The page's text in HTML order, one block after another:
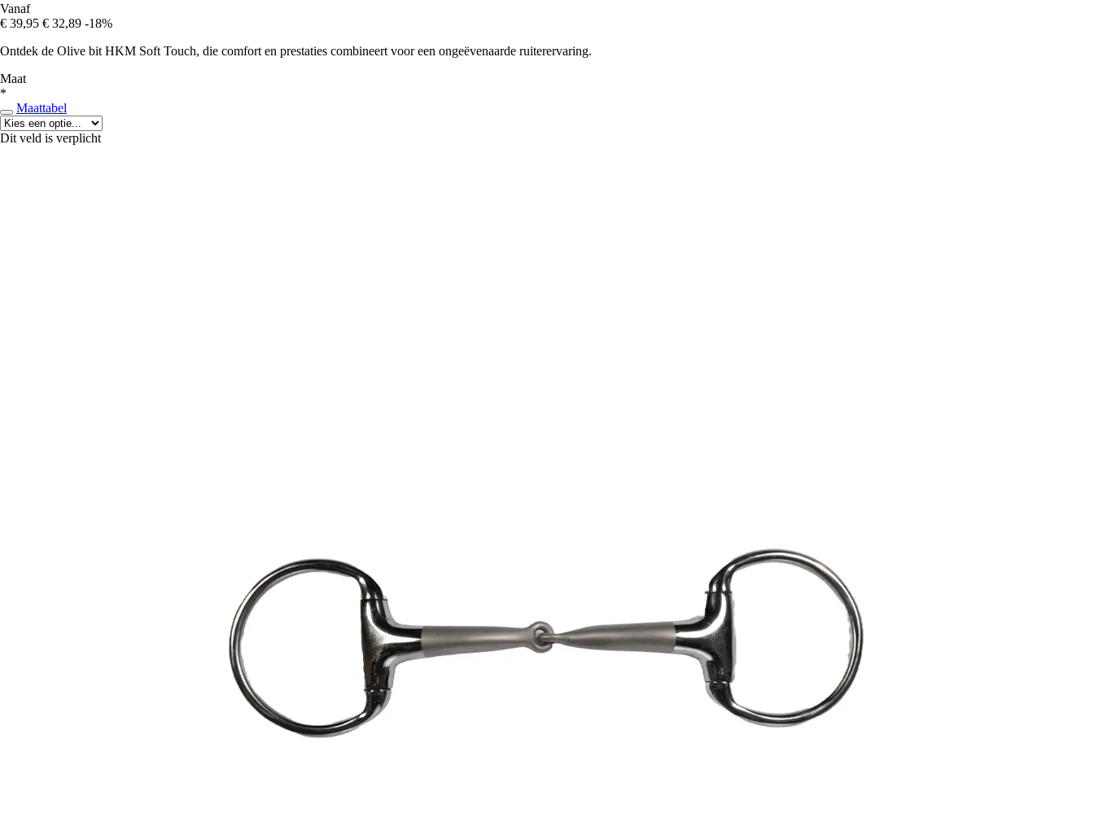
Vanaf
€ 39,95 € 32,89 -18%
Ontdek de Olive bit HKM Soft Touch, die comfort en prestaties combineert voor een ongeëvenaarde ruiterervaring.
Maat
*
Maattabel
Dit veld is verplicht